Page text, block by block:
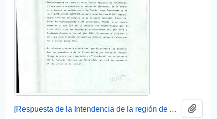
[Respuesta de la Intendencia de la región de Atacama a la solicitud de la Agrupación de Exonerados de Chañoral]